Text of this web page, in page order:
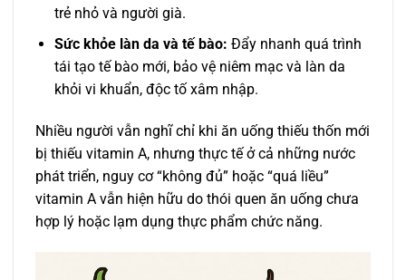
trẻ nhỏ và người già.
Sức khỏe làn da và tế bào: Đẩy nhanh quá trình
tái tạo tế bào mới, bảo vệ niêm mạc và làn da
khỏi vi khuẩn, độc tố xâm nhập.
Nhiều người vẫn nghĩ chỉ khi ăn uống thiếu thốn mới
bị thiếu vitamin A, nhưng thực tế ở cả những nước
phát triển, nguy cơ “không đủ” hoặc “quá liều”
vitamin A vẫn hiện hữu do thói quen ăn uống chưa
hợp lý hoặc lạm dụng thực phẩm chức năng.